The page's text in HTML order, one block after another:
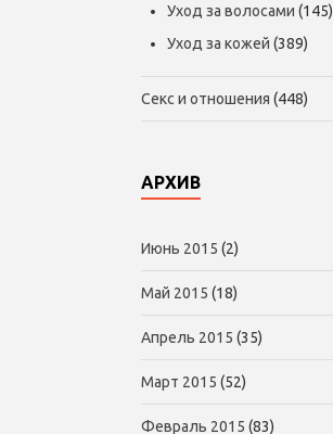
Уход за волосами (145)
Уход за кожей (389)
Секс и отношения (448)
АРХИВ
Июнь 2015 (2)
Май 2015 (18)
Апрель 2015 (35)
Март 2015 (52)
Февраль 2015 (83)